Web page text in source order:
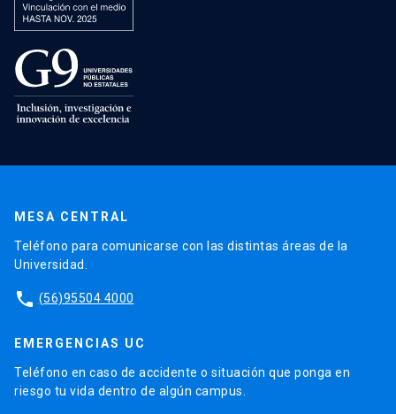
MESA CENTRAL
Teléfono para comunicarse con las distintas áreas de la
Universidad.
phone (56)95504 4000
EMERGENCIAS UC
Teléfono en caso de accidente o situación que ponga en
riesgo tu vida dentro de algún campus.